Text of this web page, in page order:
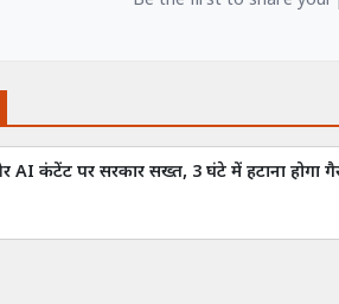
कंटेंट पर सरकार सख्त, 3 घंटे में हटाना होगा